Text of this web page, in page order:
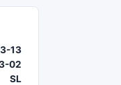
13
02
SL